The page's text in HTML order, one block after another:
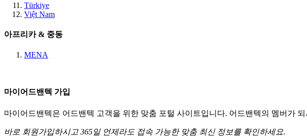
Türkiye
Việt Nam
아프리카 & 중동
MENA
마이어드밴텍 가입
마이어드밴텍은 어드밴텍 고객을 위한 맞춤 포털 사이트입니다. 어드밴텍의 멤버가
바로 회원가입하시고 365일 언제라도 접속 가능한 맞춤 최신 정보를 확인하세요.